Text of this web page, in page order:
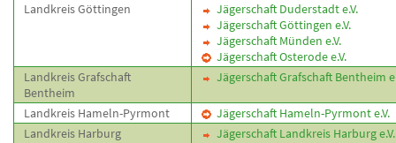
Landkreis Göttingen
Jägerschaft Duderstadt e.V.
Jägerschaft Göttingen e.V.
Jägerschaft Münden e.V.
Jägerschaft Osterode e.V.
Landkreis Grafschaft
Bentheim
Jägerschaft Grafschaft Bentheim
Landkreis Hameln-Pyrmont
Jägerschaft Hameln-Pyrmont e.V.
Landkreis Harburg
Jägerschaft Landkreis Harburg e.V.